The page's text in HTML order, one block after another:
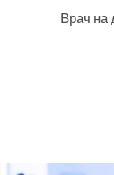
Врач на